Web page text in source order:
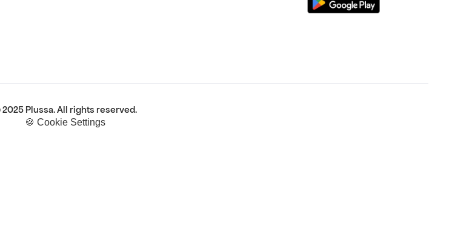
Plussa. All rights reserved.
🍪 Cookie Settings